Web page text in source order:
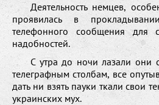
Деятельность немцев,
проявилась в
телефонного сообщения для
надобностей.
С утра до ночи лазали они
телеграфным столбам, все
дать ни взять пауки ткали свои
украинских мух.